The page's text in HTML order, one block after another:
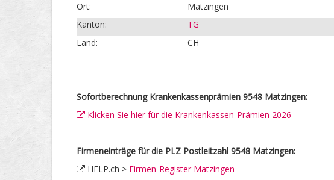
Ort:
Matzingen
Kanton:
TG
Land:
CH
Sofortberechnung Krankenkassenprämien 9548 Matzingen:
Klicken Sie hier für die Krankenkassen-Prämien 2026
Firmeneinträge für die PLZ Postleitzahl 9548 Matzingen:
HELP.ch > Firmen-Register Matzingen